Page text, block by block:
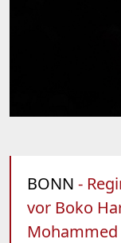
BONN -
vor Boko